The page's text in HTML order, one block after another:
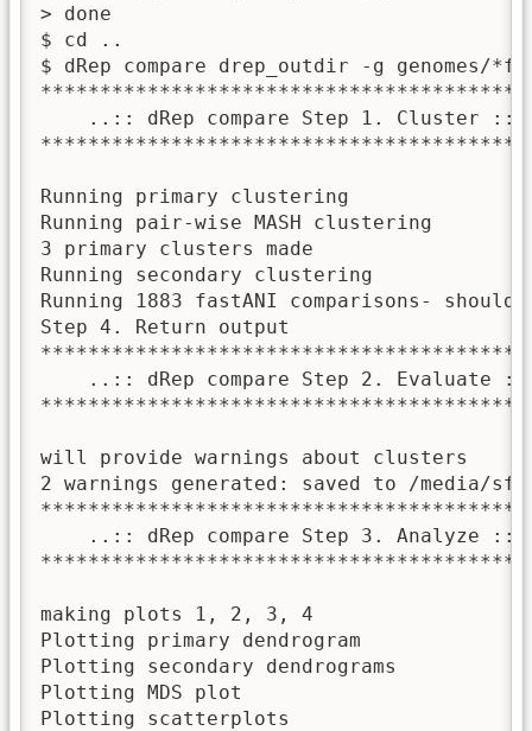
> done
$ cd ..
$ dRep compare drep_outdir -g genomes/
..:: dRep compare Step 1. Cluster
Running primary clustering
Running pair-wise MASH clustering
3 primary clusters made
Running secondary clustering
Running 1883 fastANI comparisons-
Step 4. Return output
..:: dRep compare Step 2. Evaluate
will provide warnings about clusters
2 warnings generated: saved to /media/
..:: dRep compare Step 3. Analyze
making plots 1, 2, 3, 4
Plotting primary dendrogram
Plotting secondary dendrograms
Plotting MDS plot
Plotting scatterplots